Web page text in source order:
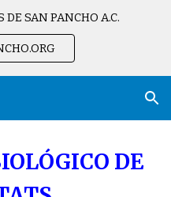
DE SAN PANCHO A.C.
DE